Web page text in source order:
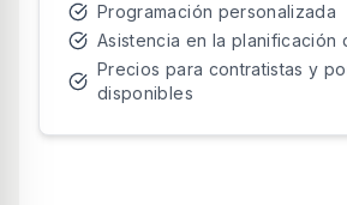
Programación personalizada
Asistencia en la planificación
Precios para contratistas y
disponibles